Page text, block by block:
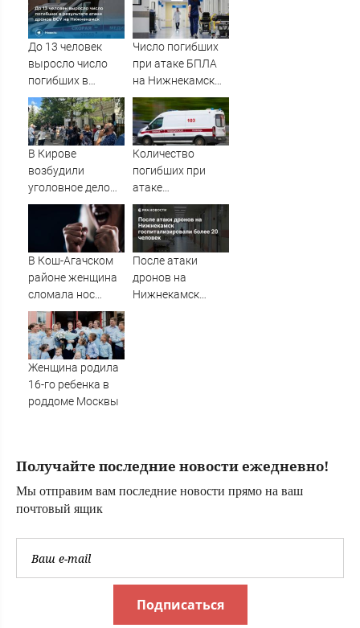
Нижнекамск -
Новости на
Вести.ru
семьям погибших
в Нижнекамске
До 13 человек
выросло число
погибших в
результате атаки
дронов ВСУ на
Нижнекамск
Число погибших
при атаке БПЛА
на Нижнекамск
достигло 13
В Кирове
возбудили
уголовное дело
после обращений
пайщиков «Дело и
Деньги»
Количество
погибших при
атаке
беспилотников на
Нижнекамск
выросло до 13
В Кош-Агачском
районе женщина
сломала нос
своей бывшей
свекрови
После атаки
дронов на
Нижнекамск
Женщина родила
16-го ребенка в
роддоме Москвы
Получайте последние новости ежедневно!
Мы отправим вам последние новости прямо на ваш
почтовый ящик
Подписаться